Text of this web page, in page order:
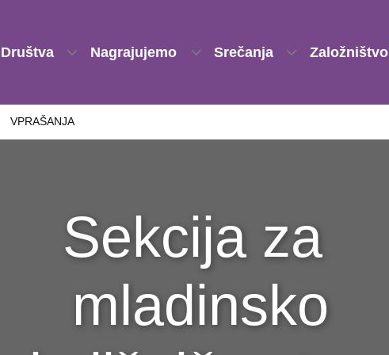
Društva Nagrajujemo Srečanja Založništvo
VPRAŠANJA
Sekcija za
mladinsko